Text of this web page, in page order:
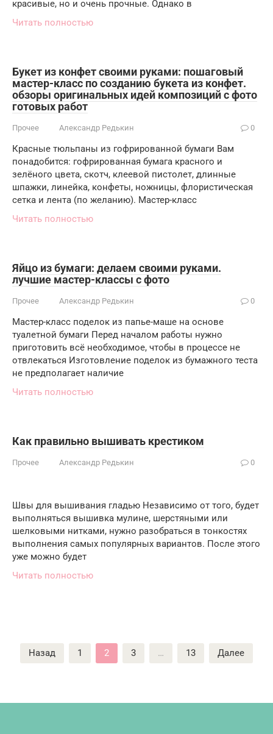
красивые, но и очень прочные. Однако в
Читать полностью
Букет из конфет своими руками: пошаговый
мастер-класс по созданию букета из конфет.
обзоры оригинальных идей композиций с фото
готовых работ
Прочее Александр Редькин 0
Красные тюльпаны из гофрированной бумаги Вам
понадобится: гофрированная бумага красного и
зелёного цвета, скотч, клеевой пистолет, длинные
шпажки, линейка, конфеты, ножницы, флористическая
сетка и лента (по желанию). Мастер-класс
Читать полностью
Яйцо из бумаги: делаем своими руками.
лучшие мастер-классы с фото
Прочее Александр Редькин 0
Мастер-класс поделок из папье-маше на основе
туалетной бумаги Перед началом работы нужно
приготовить всё необходимое, чтобы в процессе не
отвлекаться Изготовление поделок из бумажного теста
не предполагает наличие
Читать полностью
Как правильно вышивать крестиком
Прочее Александр Редькин 0
Швы для вышивания гладью Независимо от того, будет
выполняться вышивка мулине, шерстяными или
шелковыми нитками, нужно разобраться в тонкостях
выполнения самых популярных вариантов. После этого
уже можно будет
Читать полностью
Пагинация
записей
Назад 1 2 3 … 13 Далее